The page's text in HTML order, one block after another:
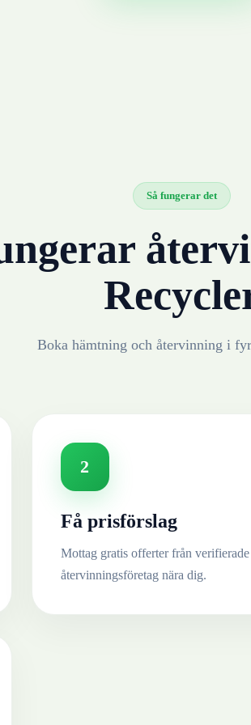
Så fungerar det
Boka hämtning och återvinning i
2
Få prisförslag
Mottag gratis offerter från verifierade
återvinningsföretag nära dig.